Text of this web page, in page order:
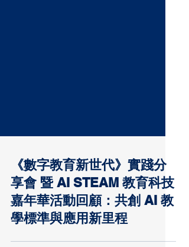
《數字教育新世代》實踐分
享會 暨 AI STEAM 教育科技
嘉年華活動回顧：共創 AI 教